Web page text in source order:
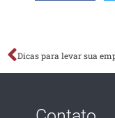
Dicas para levar sua